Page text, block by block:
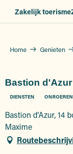
Zakelijk toerisme
Home Genieten
Bastion d'Azur
DIENSTEN
Bastion d'Azur, 14
Maxime